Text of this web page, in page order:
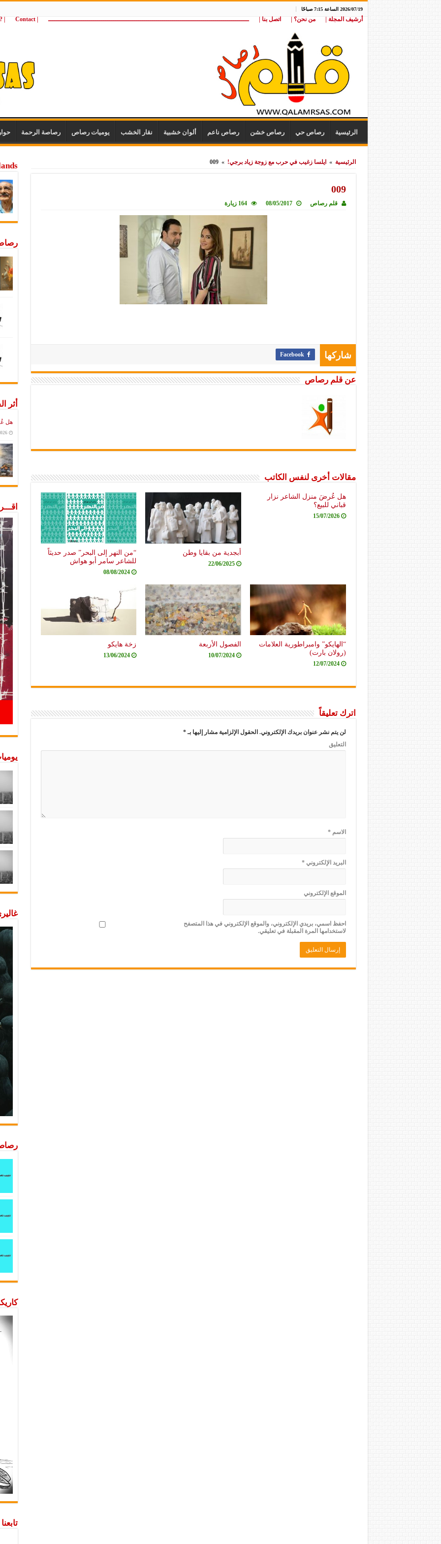
2026/07/19 الساعة 7:15 صباحًا
أرشيف المجلة | من نحن؟ | اتصل بنا | ــــــــــــــــــــــــــــــــــــــــــــــــــــــــــــــــــــــــــــــــــــــــــــــــــــــ | Contact
wij
الرئيسية رصاص حي رصاص خشن رصاص ناعم ألوان خشبية نقار الخشب يوميات رصاص رصاصة الرحمة
الرئيسية » ايلسا زغيب في حرب مع زوجة زياد برجي! »
009
009
قلم رصاص 08/05/2017 164 زيارة
شاركها Facebook
عن قلم رصاص
مقالات أخرى لنفس الكاتب
هل عُرضَ منزل الشاعر نزار
قباني للبيع؟
15/07/2026
أبجدية من بقايا وطن
22/06/2025
“من النهر إلى البحر” صدر حديثاً
للشاعر سامر أبو هواش
08/08/2024
“الهايكو” وامبراطورية العلامات
(رولان بارت)
12/07/2024
الفصول الأربعة
10/07/2024
زخة هايكو
13/06/2024
اترك تعليقاً
لن يتم نشر عنوان بريدك الإلكتروني. الحقول الإلزامية مشار إليها بـ*
التعليق
الاسم*
البريد الإلكتروني*
الموقع الإلكتروني
احفظ اسمي، بريدي الإلكتروني، والموقع الإلكتروني في هذا المتصفح
لاستخدامها المرة المقبلة في تعليقي.
أثر
هل